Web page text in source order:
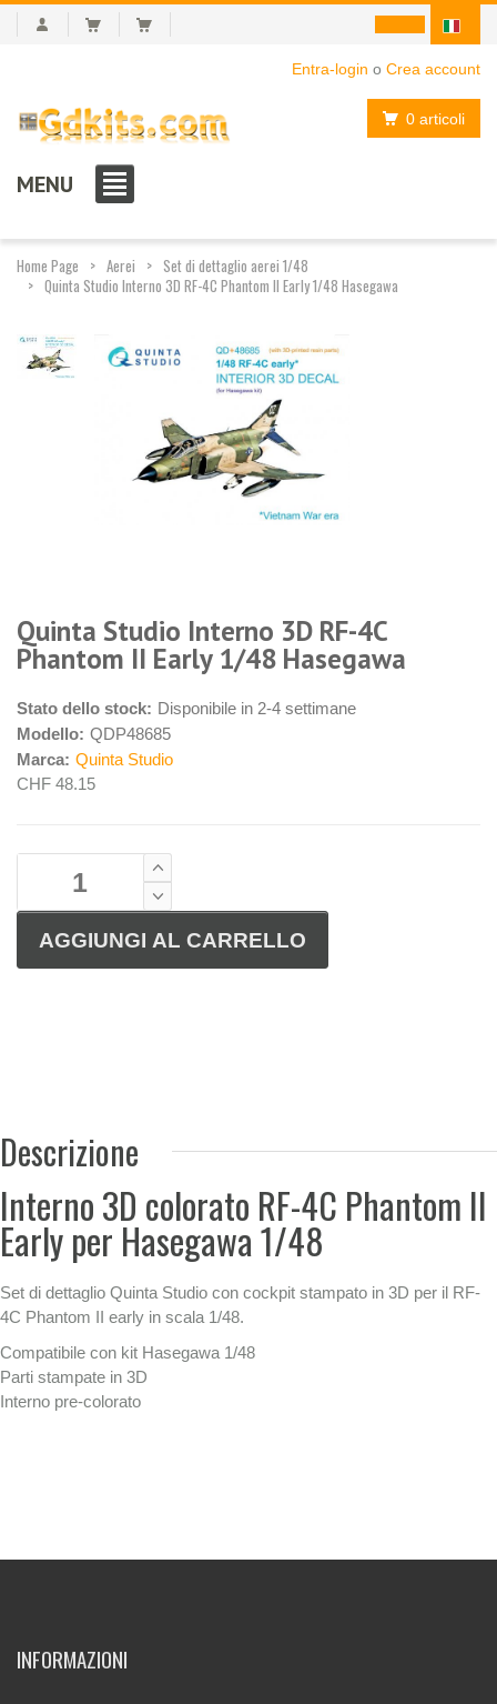
Entra-login o Crea account
0 articoli
MENU
Home Page Aerei
Set di dettaglio aerei 1/48
Quinta Studio Interno 3D RF-4C Phantom II Early 1/48 Hasegawa
Quinta Studio Interno 3D RF-4C
Phantom II Early 1/48 Hasegawa
Stato dello stock: Disponibile in 2-4 settimane
Modello: QDP48685
Marca: Quinta Studio
CHF 48.15
Descrizione
Interno 3D colorato RF-4C Phantom II
Early per Hasegawa 1/48
Set di dettaglio Quinta Studio con cockpit stampato in 3D per il RF-
4C Phantom II early in scala 1/48.
Compatibile con kit Hasegawa 1/48
Parti stampate in 3D
Interno pre-colorato
INFORMAZIONI